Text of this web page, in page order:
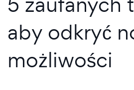
aby odkryć
możliwości